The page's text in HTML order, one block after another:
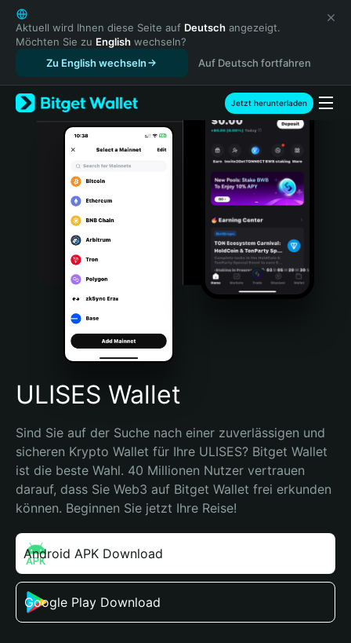
English
日本語
Tiếng Việt
Русский
Español (Latinoamérica)
Türkçe
Italiano
Português (Portugal)
Bahasa Indonesia
Português (Brasil)
Español (Argentina)
Aktuell wird Ihnen diese Seite auf Deutsch angezeigt.
Möchten Sie zu English wechseln?
Zu English wechseln
Auf Deutsch fortfahren
Jetzt herunterladen
ULISES Wallet
Sind Sie auf der Suche nach einer zuverlässigen und
sicheren Krypto Wallet für Ihre ULISES? Bitget Wallet
ist die beste Wahl. 40 Millionen Nutzer vertrauen
darauf, dass Sie Web3 auf Bitget Wallet frei erkunden
können. Beginnen Sie jetzt Ihre Reise!
Android APK Download
Google Play Download